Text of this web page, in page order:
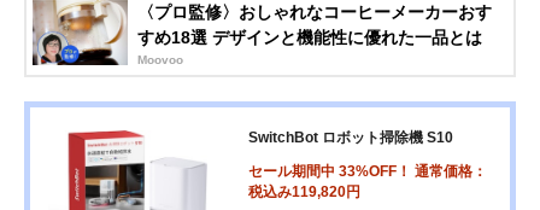
〈プロ監修〉おしゃれなコーヒーメーカーおす
すめ18選 デザインと機能性に優れた一品とは
Moovoo
SwitchBot ロボット掃除機 S10
セール期間中 33%OFF！ 通常価格：
税込み119,820円